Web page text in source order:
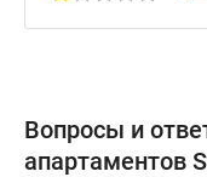
Вопросы и
апартаментов